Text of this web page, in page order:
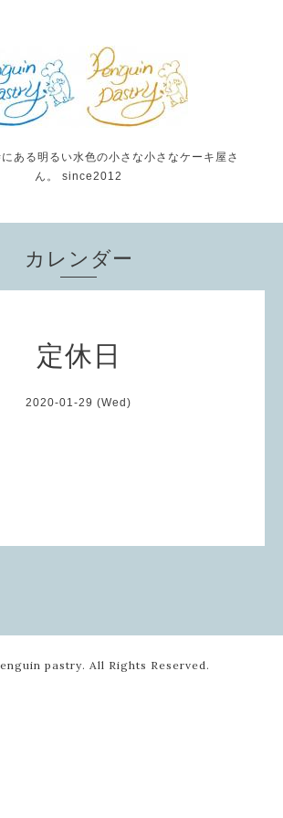
ある明るい水色の小さな小さなケーキ屋さ
ん。 since2012
カレンダー
定休日
2020-01-29 (Wed)
pastry. All Rights Reserved.